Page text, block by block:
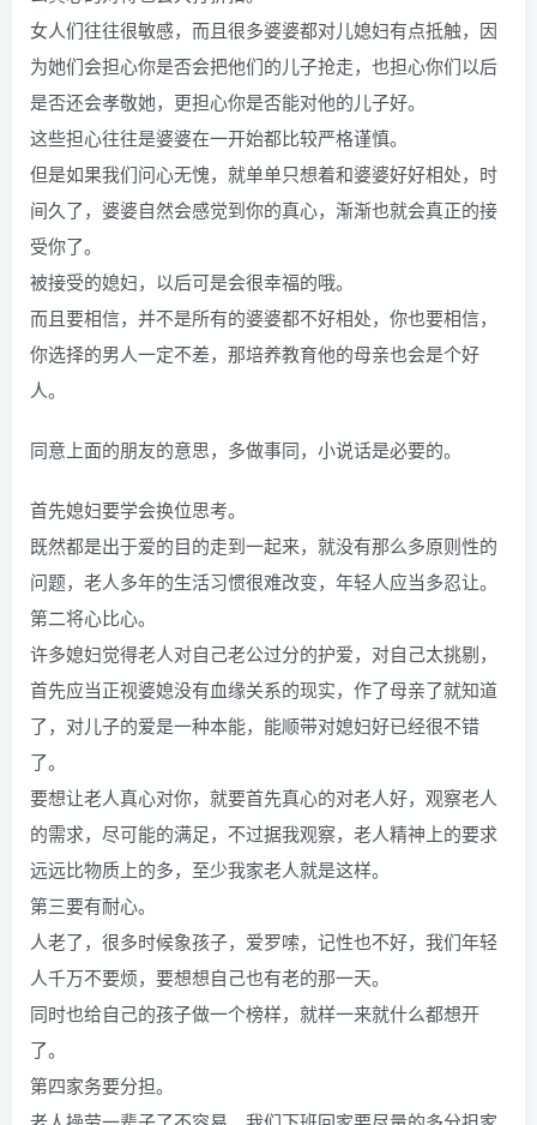
女人们往往很敏感，而且很多婆婆都对儿媳妇有点抵触，因
为她们会担心你是否会把他们的儿子抢走，也担心你们以后
是否还会孝敬她，更担心你是否能对他的儿子好。
这些担心往往是婆婆在一开始都比较严格谨慎。
但是如果我们问心无愧，就单单只想着和婆婆好好相处，时
间久了，婆婆自然会感觉到你的真心，渐渐也就会真正的接
受你了。
被接受的媳妇，以后可是会很幸福的哦。
而且要相信，并不是所有的婆婆都不好相处，你也要相信，
你选择的男人一定不差，那培养教育他的母亲也会是个好
人。
同意上面的朋友的意思，多做事同，小说话是必要的。
首先媳妇要学会换位思考。
既然都是出于爱的目的走到一起来，就没有那么多原则性的
问题，老人多年的生活习惯很难改变，年轻人应当多忍让。
第二将心比心。
许多媳妇觉得老人对自己老公过分的护爱，对自己太挑剔，
首先应当正视婆媳没有血缘关系的现实，作了母亲了就知道
了，对儿子的爱是一种本能，能顺带对媳妇好已经很不错
了。
要想让老人真心对你，就要首先真心的对老人好，观察老人
的需求，尽可能的满足，不过据我观察，老人精神上的要求
远远比物质上的多，至少我家老人就是这样。
第三要有耐心。
人老了，很多时候象孩子，爱罗嗦，记性也不好，我们年轻
人千万不要烦，要想想自己也有老的那一天。
同时也给自己的孩子做一个榜样，就样一来就什么都想开
了。
第四家务要分担。